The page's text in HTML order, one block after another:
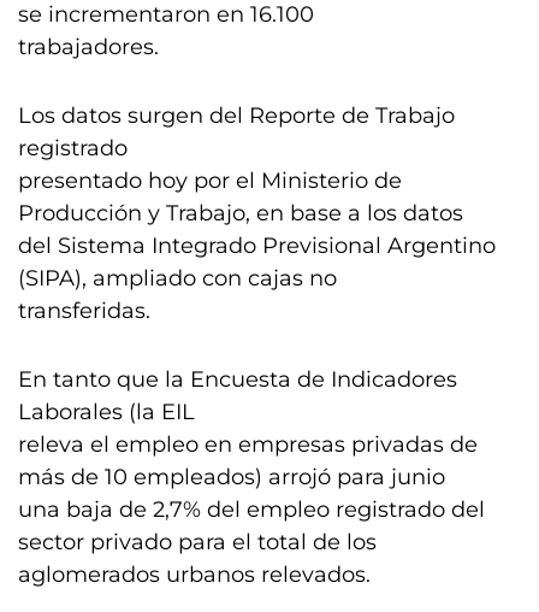
se incrementaron en 16.100
trabajadores.
Los datos surgen del Reporte de Trabajo
registrado
presentado hoy por el Ministerio de
Producción y Trabajo, en base a los datos
del Sistema Integrado Previsional Argentino
(SIPA), ampliado con cajas no
transferidas.
En tanto que la Encuesta de Indicadores
Laborales (la EIL
releva el empleo en empresas privadas de
más de 10 empleados) arrojó para junio
una baja de 2,7% del empleo registrado del
sector privado para el total de los
aglomerados urbanos relevados.